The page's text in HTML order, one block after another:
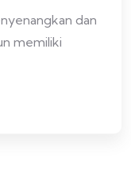
dan
memiliki